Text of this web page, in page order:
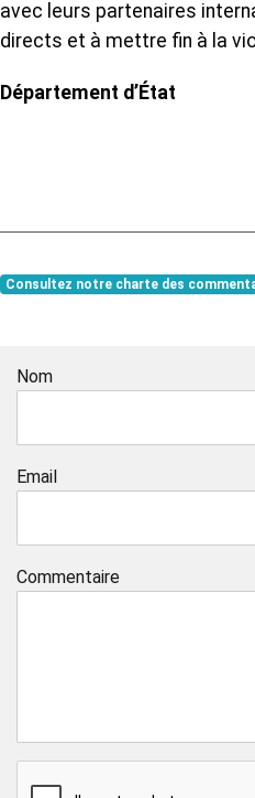
avec leurs partenaires
directs et à mettre fin à la
Département d’État
Consultez notre charte des
Nom
Email
Commentaire